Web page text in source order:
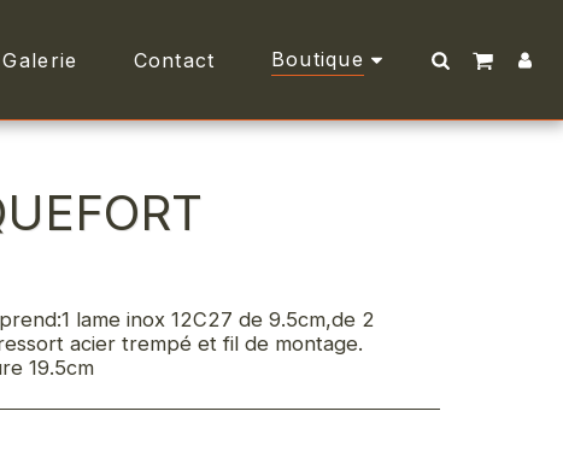
Galerie Contact Boutique
lame inox 12C27 de 9.5cm,de 2
acier trempé et fil de montage.
19.5cm